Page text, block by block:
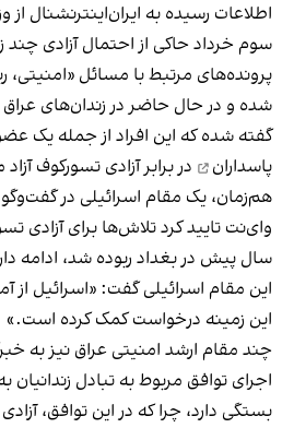
اطلاعات رسیده به ایران‌اینترنشنال
سوم خرداد حاکی از احتمال آزادی چند
پرونده‌های مرتبط با مسائل
شده و در حال حاضر در زندان‌های
گفته شده که این افراد از جمله یک
پاسداران
در برابر آزادی تسورکوف
هم‌زمان، یک مقام اسرائیلی در
وای‌نت تایید کرد تلاش‌ها برای آزادی
سال پیش در بغداد ربوده شد، ادامه
این مقام اسرائیلی گفت: «اسرائیل از
این زمینه درخواست کمک کرده است.»
چند مقام ارشد امنیتی عراق نیز به
اجرای توافق مربوط به تبادل زندانیان
بستگی دارد، چرا که در این توافق، آزادی